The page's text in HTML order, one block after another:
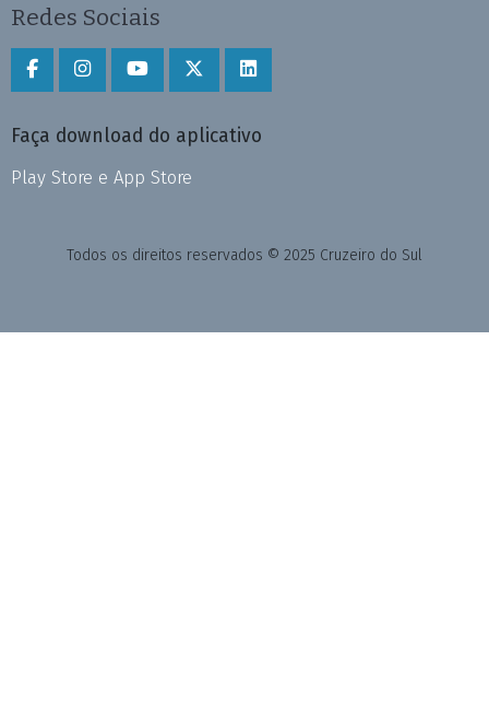
Redes Sociais
Faça download do aplicativo
Play Store e App Store
Todos os direitos reservados © 2025 Cruzeiro do Sul